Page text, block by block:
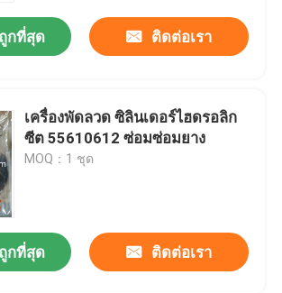
กที่สุด ติดต่อเรา
เครื่องพัดลวด ซิลินเดอร์ไฮดรอลิก
ซีต 55610612 ซ่อมซ่อมยาง
MOQ：1 ชุด
กที่สุด ติดต่อเรา